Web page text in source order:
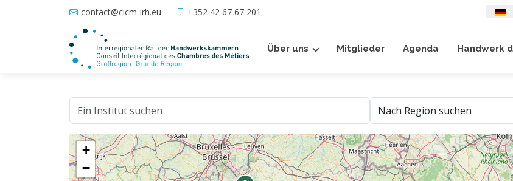
contact@cicm-irh.eu +352 42 67 67 201
Über uns Mitglieder Agenda Handwerk
+
−